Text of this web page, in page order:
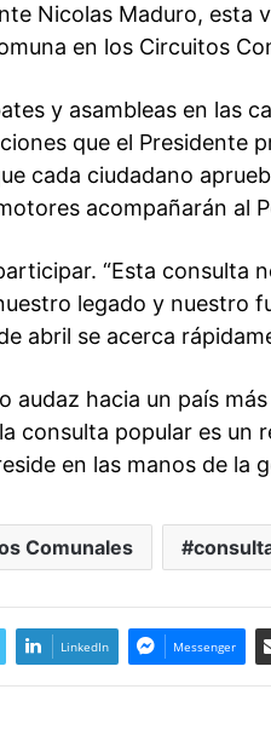
Nicolas Maduro, esta
en los Circuitos
y asambleas en las
que el Presidente
cada ciudadano
acompañarán al
“Esta consulta
legado y nuestro
abril se acerca
audaz hacia un país
consulta popular es un
en las manos de la
Comunales
LinkedIn Messenger